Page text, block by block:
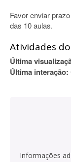
Favor enviar
das 10 aulas.
Atividades
Última
Última interação:
Informações